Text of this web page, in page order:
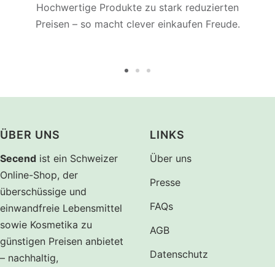
Hochwertige Produkte zu stark reduzierten
Preisen – so macht clever einkaufen Freude.
SlideSlideSlide
ÜBER UNS
Secend ist ein Schweizer
Online-Shop, der
überschüssige und
einwandfreie Lebensmittel
sowie Kosmetika zu
günstigen Preisen anbietet
– nachhaltig,
LINKS
Über uns
Presse
FAQs
AGB
Datenschutz